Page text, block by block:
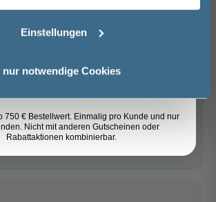
Einstellungen
nur notwendige Cookies
Artikel merken
Spedition
Vormontierte
Möbel
Anmelden
750 € Bestellwert. Einmalig pro Kunde und nur
Nicht mit anderen Gutscheinen oder
Rabattaktionen kombinierbar.